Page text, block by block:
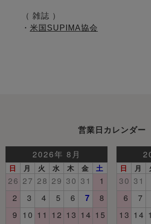
（ 雑誌 ）
・ 米国SUPIMA協会
営業日カレンダー